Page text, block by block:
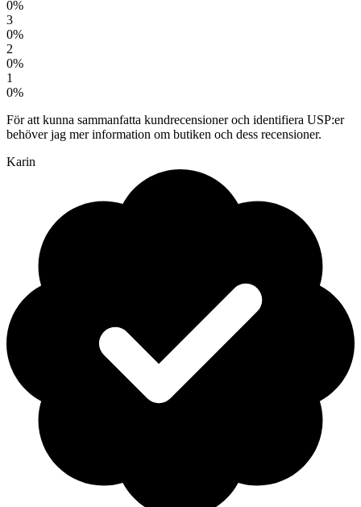
0%
3
0%
2
0%
1
0%
För att kunna sammanfatta kundrecensioner och identifiera USP:er
behöver jag mer information om butiken och dess recensioner.
Karin